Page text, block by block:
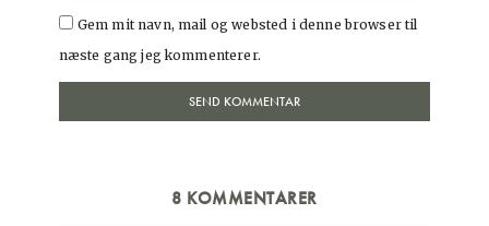
Gem mit navn, mail og websted i denne browser til
næste gang jeg kommenterer.
8 KOMMENTARER